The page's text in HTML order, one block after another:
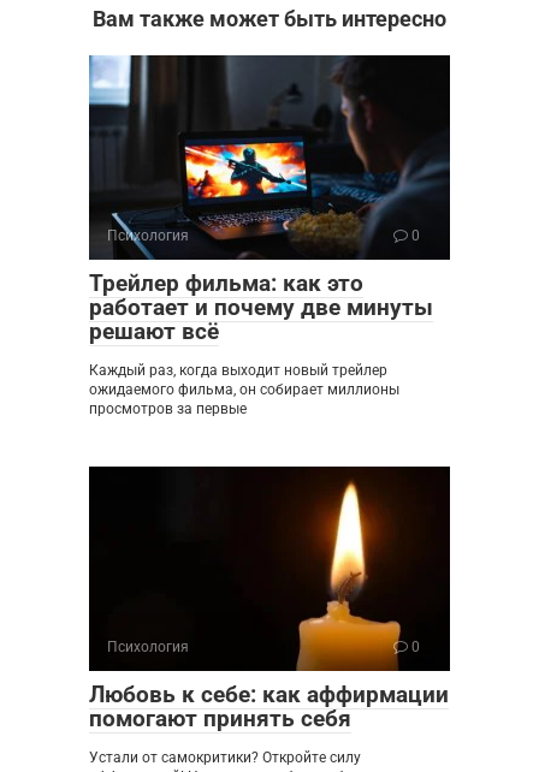
Вам также может быть интересно
Психология 0
Трейлер фильма: как это
работает и почему две минуты
решают всё
Каждый раз, когда выходит новый трейлер
ожидаемого фильма, он собирает миллионы
просмотров за первые
Психология 0
Любовь к себе: как аффирмации
помогают принять себя
Устали от самокритики? Откройте силу